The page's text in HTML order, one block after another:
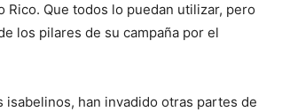
Rico. Que todos lo puedan utilizar, pero
los pilares de su campaña por el
isabelinos, han invadido otras partes de